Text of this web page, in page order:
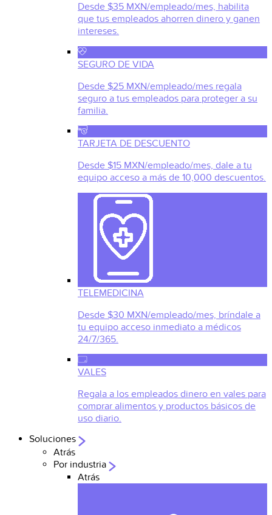
Desde $35 MXN/empleado/mes, habilita
que tus empleados ahorren dinero y ganen
intereses.
SEGURO DE VIDA
Desde $25 MXN/empleado/mes regala
seguro a tus empleados para proteger a su
familia.
TARJETA DE DESCUENTO
Desde $15 MXN/empleado/mes, dale a tu
equipo acceso a más de 10,000 descuentos.
TELEMEDICINA
Desde $30 MXN/empleado/mes, bríndale a
tu equipo acceso inmediato a médicos
24/7/365.
VALES
Regala a los empleados dinero en vales para
comprar alimentos y productos básicos de
uso diario.
Soluciones
Atrás
Por industria
Atrás